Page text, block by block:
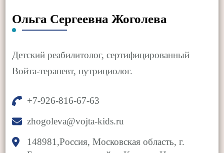
Ольга Сергеевна Жоголева
Детский реабилитолог, сертифицированный
Войта-терапевт, нутрициолог.
+7-926-816-67-63
zhogoleva@vojta-kids.ru
148981,Россия, Московская область, г.